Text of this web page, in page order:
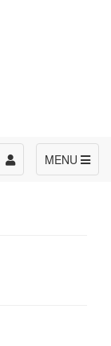
MENU
Toggle
navigation